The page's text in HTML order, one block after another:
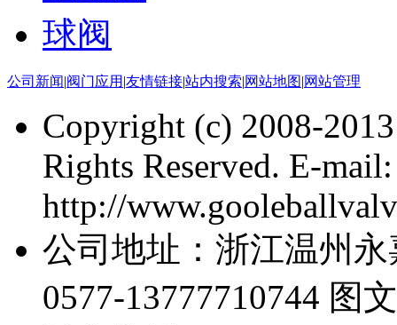
球阀
公司新闻 阀门应用 友情链接站内搜索 网站地图 网站管理
Copyright (c) 2008-
Rights Reserved. E-
http://
公司地址：浙江温州
0577-13777710744 图